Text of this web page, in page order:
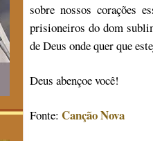
sobre nossos corações
prisioneiros do dom
de Deus onde quer que
Deus abençoe você!
Fonte: Canção Nova